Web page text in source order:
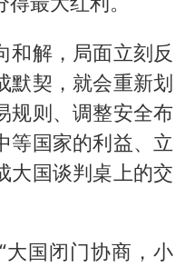
和解，局面立刻反
默契，就会重新划
规则、调整安全布
等国家的利益、立
大国谈判桌上的交
大国闭门协商，小